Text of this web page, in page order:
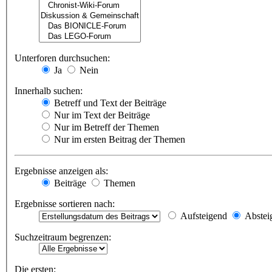
Unterforen durchsuchen:
Ja
Nein
Innerhalb suchen:
Betreff und Text der Beiträge
Nur im Text der Beiträge
Nur im Betreff der Themen
Nur im ersten Beitrag der Themen
Ergebnisse anzeigen als:
Beiträge
Themen
Ergebnisse sortieren nach:
Aufsteigend
Suchzeitraum begrenzen:
Die ersten: